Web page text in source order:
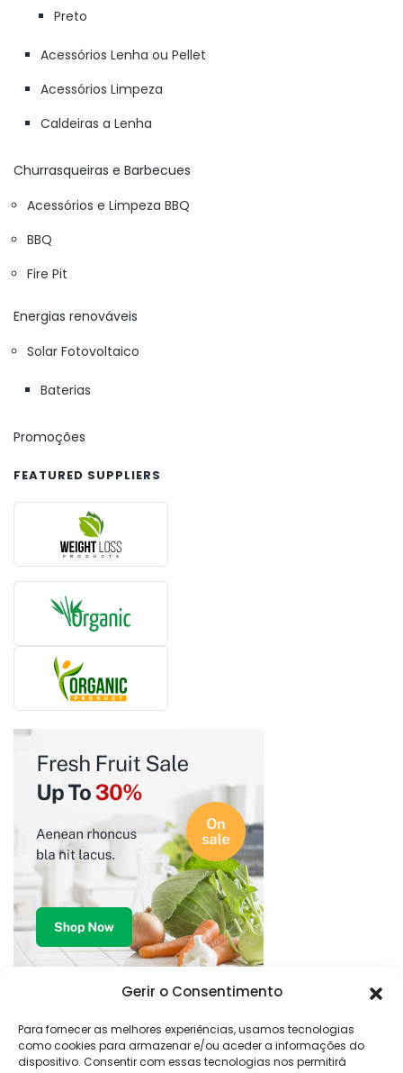
Gerir o Consentimento
Para fornecer as melhores experiências, usamos tecnologias
como cookies para armazenar e/ou aceder a informações do
dispositivo. Consentir com essas tecnologias nos permitirá
Preto
Acessórios Lenha ou Pellet
Acessórios Limpeza
Caldeiras a Lenha
Churrasqueiras e Barbecues
Acessórios e Limpeza BBQ
BBQ
Fire Pit
Energias renováveis
Solar Fotovoltaico
Baterias
Promoções
FEATURED SUPPLIERS